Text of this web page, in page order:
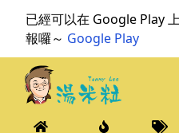
已經可以在 Google Play
報囉～ Google Play